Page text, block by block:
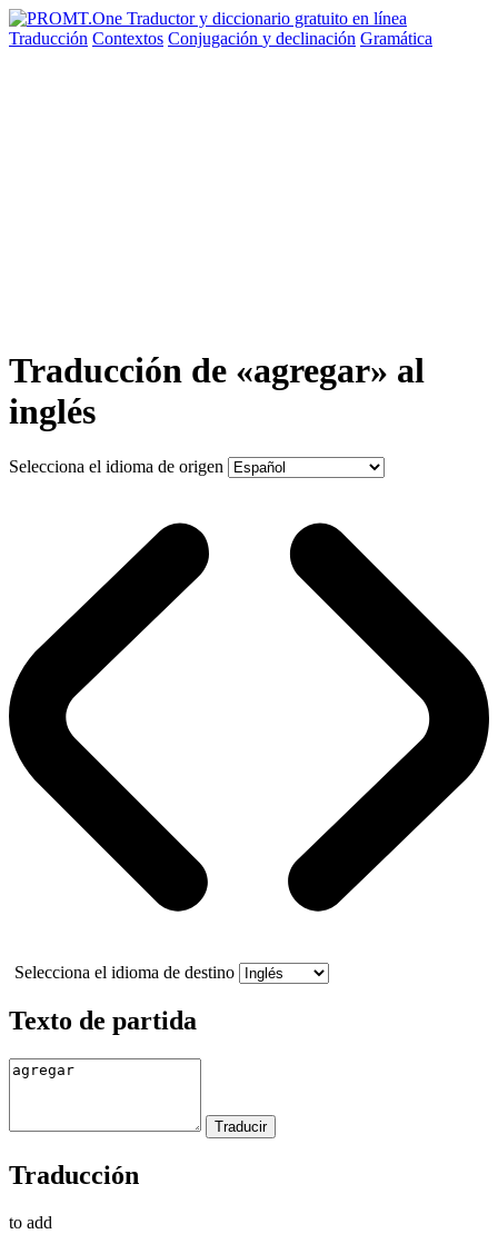
Traducción Contextos Conjugación y declinación Gramática
Traducción de «agregar» al
inglés
Selecciona el idioma de origen
Selecciona el idioma de destino
Texto de partida
Traducción
to add